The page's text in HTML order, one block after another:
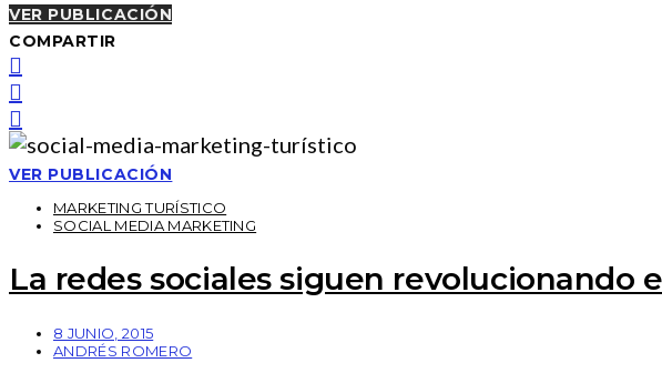
VER PUBLICACIÓN
COMPARTIR
VER PUBLICACIÓN
MARKETING TURÍSTICO
SOCIAL MEDIA MARKETING
La redes sociales siguen revolucionando
8 JUNIO, 2015
ANDRÉS ROMERO